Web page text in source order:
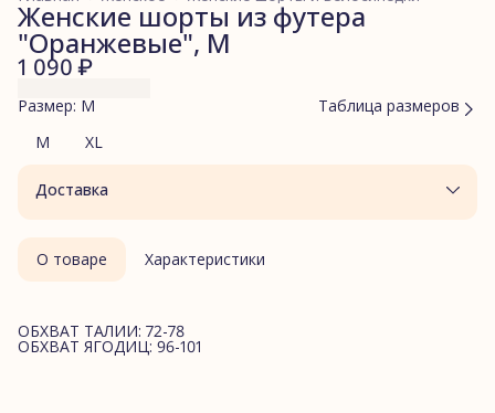
Женские шорты из футера
"Оранжевые", M
1 090 ₽
Размер: M
Таблица размеров
M
XL
Доставка
О товаре Характеристики
ОБХВАТ ТАЛИИ: 72-78
ОБХВАТ ЯГОДИЦ: 96-101